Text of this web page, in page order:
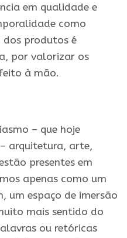
em qualidade e
como
dos produtos é
por valorizar os
à mão.
– que hoje
arquitetura, arte,
presentes em
apenas como um
um espaço de imersão
mais sentido do
ou retóricas